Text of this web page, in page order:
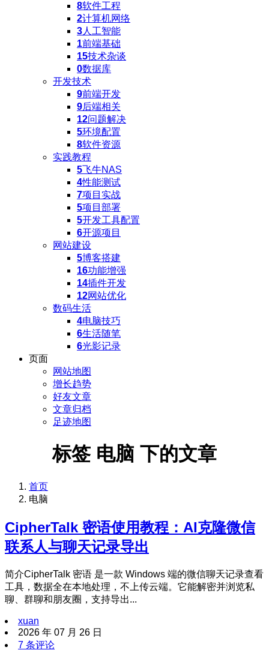
8软件工程
2计算机网络
3人工智能
1前端基础
15技术杂谈
0数据库
开发技术
9前端开发
9后端相关
12问题解决
5环境配置
8软件资源
实践教程
5飞牛NAS
4性能测试
7项目实战
5项目部署
5开发工具配置
6开源项目
网站建设
5博客搭建
16功能增强
14插件开发
12网站优化
数码生活
4电脑技巧
6生活随笔
6光影记录
页面
网站地图
增长趋势
好友文章
文章归档
足迹地图
标签 电脑 下的文章
首页
电脑
CipherTalk 密语使用教程：AI克隆微信
联系人与聊天记录导出
简介CipherTalk 密语 是一款 Windows 端的微信聊天记录查看
工具，数据全在本地处理，不上传云端。它能解密并浏览私
聊、群聊和朋友圈，支持导出...
xuan
2026 年 07 月 26 日
7 条评论